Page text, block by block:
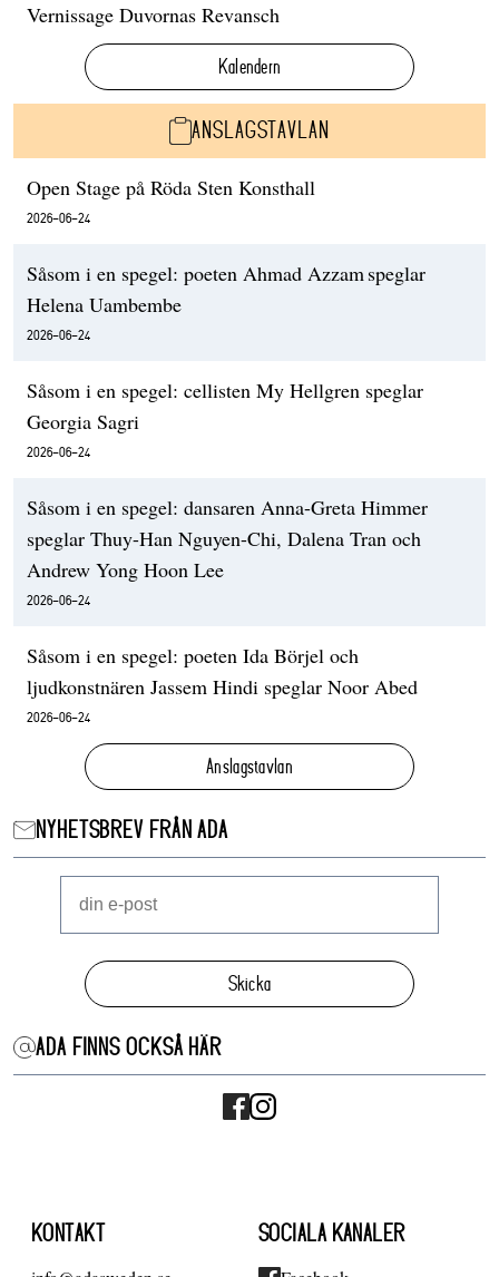
Vernissage Duvornas Revansch
Kalendern
ANSLAGSTAVLAN
Open Stage på Röda Sten Konsthall
2026-06-24
Såsom i en spegel: poeten Ahmad Azzam speglar
Helena Uambembe
2026-06-24
Såsom i en spegel: cellisten My Hellgren speglar
Georgia Sagri
2026-06-24
Såsom i en spegel: dansaren Anna-Greta Himmer
speglar Thuy-Han Nguyen-Chi, Dalena Tran och
Andrew Yong Hoon Lee
2026-06-24
Såsom i en spegel: poeten Ida Börjel och
ljudkonstnären Jassem Hindi speglar Noor Abed
2026-06-24
Anslagstavlan
NYHETSBREV FRÅN ADA
Skicka
ADA FINNS OCKSÅ HÄR
KONTAKT SOCIALA KANALER